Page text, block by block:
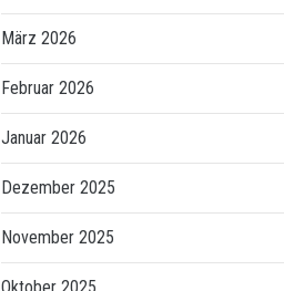
März 2026
Februar 2026
Januar 2026
Dezember 2025
November 2025